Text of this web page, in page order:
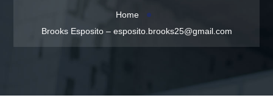
Home
Brooks Esposito – esposito.brooks25@gmail.com